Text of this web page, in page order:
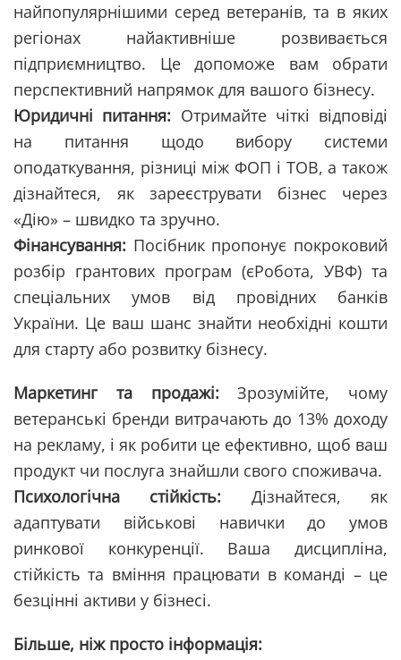
найпопулярнішими серед ветеранів, та в яких
регіонах найактивніше розвивається
підприємництво. Це допоможе вам обрати
перспективний напрямок для вашого бізнесу.
Юридичні питання: Отримайте чіткі відповіді
на питання щодо вибору системи
оподаткування, різниці між ФОП і ТОВ, а також
дізнайтеся, як зареєструвати бізнес через
«Дію» – швидко та зручно.
Фінансування: Посібник пропонує покроковий
розбір грантових програм (єРобота, УВФ) та
спеціальних умов від провідних банків
України. Це ваш шанс знайти необхідні кошти
для старту або розвитку бізнесу.
Маркетинг та продажі:Зрозумійте, чому
ветеранські бренди витрачають до 13% доходу
на рекламу, і як робити це ефективно, щоб ваш
продукт чи послуга знайшли свого споживача.
Психологічна стійкість: Дізнайтеся, як
адаптувати військові навички до умов
ринкової конкуренції. Ваша дисципліна,
стійкість та вміння працювати в команді – це
безцінні активи у бізнесі.
Більше, ніж просто інформація: